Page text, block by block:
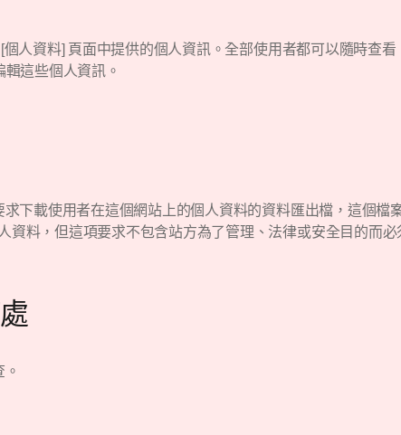
人資料] 頁面中提供的個人資訊。全部使用者都可以隨時查
這些個人資訊。
下載使用者在這個網站上的個人資料的資料匯出檔，這個檔
料，但這項要求不包含站方為了管理、法律或安全目的而必